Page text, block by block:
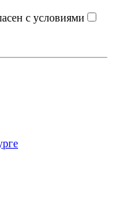
с условиями